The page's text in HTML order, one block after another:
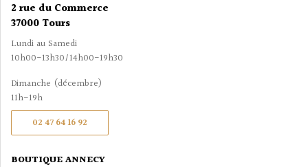
2 rue du Commerce
37000 Tours
Lundi au Samedi
10h00-13h30/14h00-19h30
Dimanche (décembre)
11h-19h
02 47 64 16 92
BOUTIQUE ANNECY